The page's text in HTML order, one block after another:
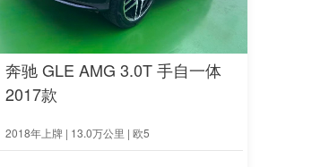
奔驰 GLE AMG 3.0T 手自一体
2017款
2018年上牌 | 13.0万公里 | 欧5